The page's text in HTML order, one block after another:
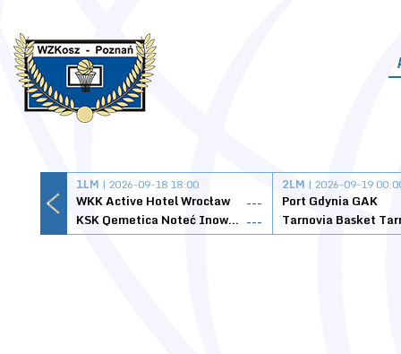
1LM | 2026-09-18 18:00
WKK Active Hotel Wrocław
---
KSK Qemetica Noteć Inowrocław ---
2LM | 2026-09-19
Port Gdynia GAK